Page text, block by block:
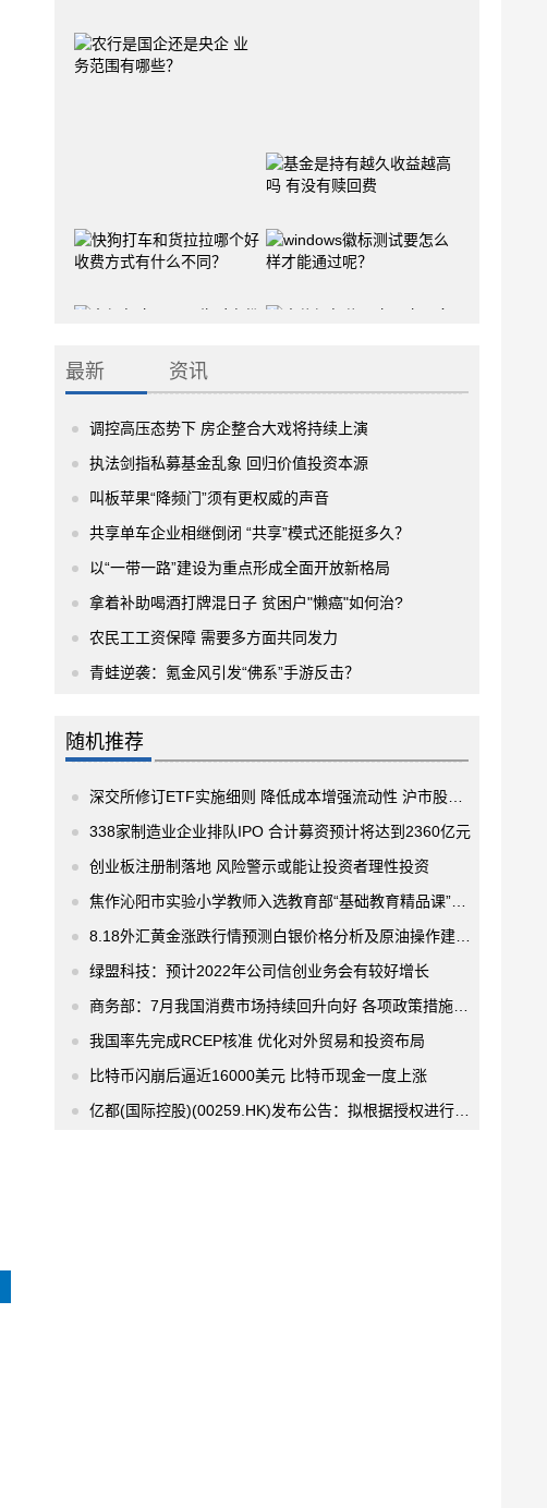
最新 资讯
调控高压态势下 房企整合大戏将持续上演
执法剑指私募基金乱象 回归价值投资本源
叫板苹果“降频门”须有更权威的声音
共享单车企业相继倒闭 “共享”模式还能挺多久？
以“一带一路”建设为重点形成全面开放新格局
拿着补助喝酒打牌混日子 贫困户"懒癌"如何治?
农民工工资保障 需要多方面共同发力
青蛙逆袭：氪金风引发“佛系”手游反击？
随机推荐
深交所修订ETF实施细则 降低成本增强流动性 沪市股票现金替代”模式
338家制造业企业排队IPO 合计募资预计将达到2360亿元
创业板注册制落地 风险警示或能让投资者理性投资
焦作沁阳市实验小学教师入选教育部“基础教育精品课”名单
8.18外汇黄金涨跌行情预测白银价格分析及原油操作建议来了
绿盟科技：预计2022年公司信创业务会有较好增长
商务部：7月我国消费市场持续回升向好 各项政策措施发力见效
我国率先完成RCEP核准 优化对外贸易和投资布局
比特币闪崩后逼近16000美元 比特币现金一度上涨
亿都(国际控股)(00259.HK)发布公告：拟根据授权进行股份购回